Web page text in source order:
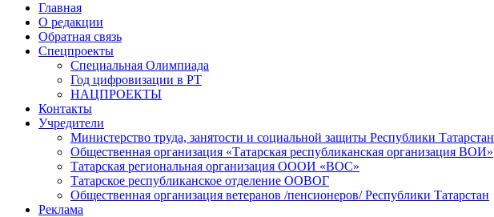
Главная
О редакции
Обратная связь
Спецпроекты
Специальная Олимпиада
Год цифровизации в РТ
НАЦПРОЕКТЫ
Контакты
Учредители
Министерство труда, занятости и социальной защиты Республики Татарстан
Общественная организация «Татарская республиканская организация ВОИ»
Татарская региональная организация ОООИ «ВОС»
Татарское республиканское отделение ООВОГ
Общественная организация ветеранов /пенсионеров/ Республики Татарстан
Реклама